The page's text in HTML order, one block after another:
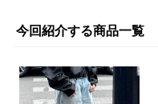
今回紹介する商品一覧